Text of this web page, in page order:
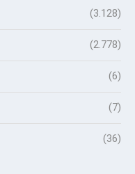
(3.128)
(2.778)
(6)
(7)
(36)